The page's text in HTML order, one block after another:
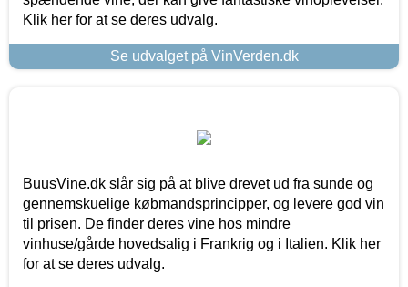
Klik her for at se deres udvalg.
Se udvalget på VinVerden.dk
BuusVine.dk slår sig på at blive drevet ud fra sunde og
gennemskuelige købmandsprincipper, og levere god vin
til prisen. De finder deres vine hos mindre
vinhuse/gårde hovedsalig i Frankrig og i Italien. Klik her
for at se deres udvalg.